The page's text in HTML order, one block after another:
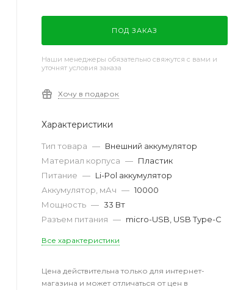
ПОД ЗАКАЗ
Наши менеджеры обязательно свяжутся с вами и
уточнят условия заказа
Хочу в подарок
Характеристики
Тип товара — Внешний аккумулятор
Материал корпуса — Пластик
Питание — Li-Pol аккумулятор
Аккумулятор, мАч — 10000
Мощность — 33 Вт
Разъем питания — micro-USB, USB Type-C
Все характеристики
Цена действительна только для интернет-
магазина и может отличаться от цен в